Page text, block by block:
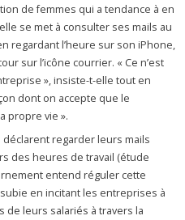
de femmes qui a tendance à en
se met à consulter ses mails au
regardant l’heure sur son iPhone,
sur l’icône courrier. « Ce n’est
», insiste-t-elle tout en
dont on accepte que le
propre vie ».
déclarent regarder leurs mails
des heures de travail (étude
entend réguler cette
en incitant les entreprises à
de leurs salariés à travers la